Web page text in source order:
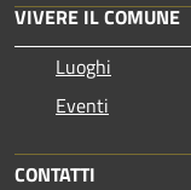
VIVERE IL COMUNE
Luoghi
Eventi
CONTATTI